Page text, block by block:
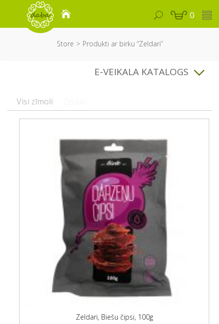
0
Store Produkti ar birku “Zeldari”
E-VEIKALA KATALOGS
Visi zīmoli
Zeldari, Biešu čipsi, 100g